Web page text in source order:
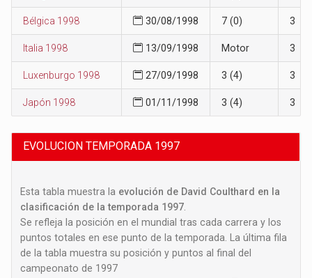
Bélgica 1998 30/08/1998 7 (0) 3
Italia 1998 13/09/1998 Motor 3
Luxenburgo 1998 27/09/1998 3 (4) 3
Japón 1998 01/11/1998 3 (4) 3
EVOLUCION TEMPORADA 1997
Esta tabla muestra la evolución de David Coulthard en la
clasificación de la temporada 1997
Se refleja la posición en el mundial tras cada carrera y los
puntos totales en ese punto de la temporada. La última fila
de la tabla muestra su posición y puntos al final del
campeonato de 1997